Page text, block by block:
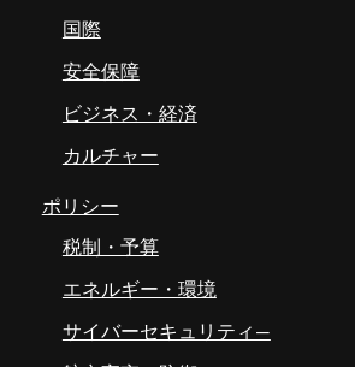
国際
安全保障
ビジネス・経済
カルチャー
ポリシー
税制・予算
エネルギー・環境
サイバーセキュリティ―